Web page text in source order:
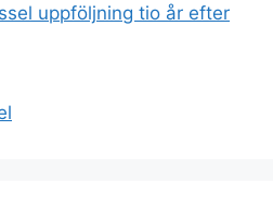
uppföljning tio år efter